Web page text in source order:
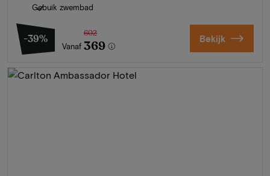
Gebuik zwembad
-39%
Vanaf
602
369 Bekijk